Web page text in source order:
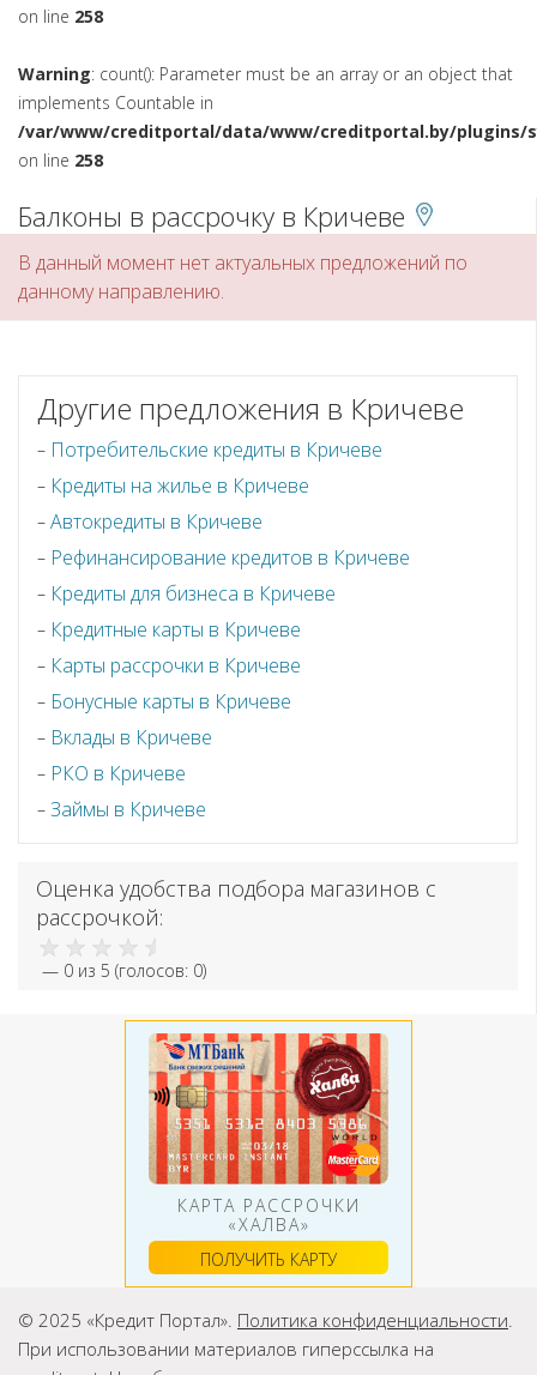
on line 258
Warning: count(): Parameter must be an array or an object that
implements Countable in
/var/www/creditportal/data/www/creditportal.by/plugins/
on line 258
Балконы в рассрочку в Кричеве
В данный момент нет актуальных предложений по
данному направлению.
Другие предложения в Кричеве
Потребительские кредиты в Кричеве
Кредиты на жилье в Кричеве
Автокредиты в Кричеве
Рефинансирование кредитов в Кричеве
Кредиты для бизнеса в Кричеве
Кредитные карты в Кричеве
Карты рассрочки в Кричеве
Бонусные карты в Кричеве
Вклады в Кричеве
РКО в Кричеве
Займы в Кричеве
Оценка удобства подбора магазинов с
рассрочкой:
— 0 из 5 (голосов: 0)
КАРТА РАССРОЧКИ
«ХАЛВА»
ПОЛУЧИТЬ КАРТУ
© 2025 «Кредит Портал». Политика конфиденциальности.
При использовании материалов гиперссылка на